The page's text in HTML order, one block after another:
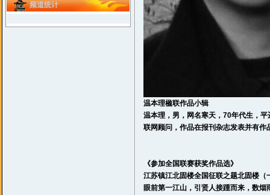
频道统计
温本理楹联作品小辑
温本理，男，网名寒天，70年代生， 平
联网顾问，作品在报刊杂志发表并有作
《参加全国联赛获奖作品选》
江苏镇江北固楼全国征联之题北固楼
眼前第一江山，引贤人接踵而来，数